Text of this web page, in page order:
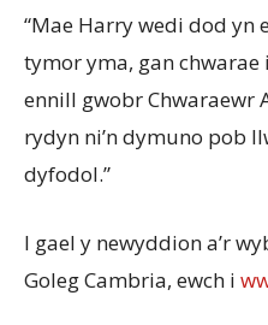
“Mae Harrywedi dod yn
tymoryma, ganchwarae
ennill gwobrChwaraewr
rydyn ni’ndymuno pob
dyfodol.”
I gael y newyddiona’r
GolegCambria, ewch i